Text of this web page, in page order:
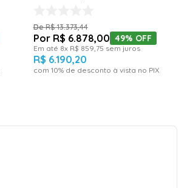
R$ 13.373,44
R$ 6.878,00 49% OFF
Em até 8x R$ 859 75 sem juros
R$ 6.190,20
com 10% de desconto à vista no PIX